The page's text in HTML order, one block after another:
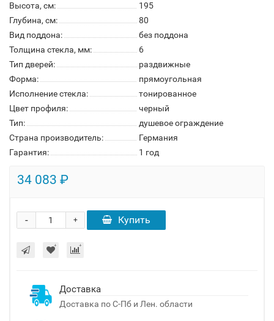
Высота, см:
195
Глубина, см:
80
Вид поддона:
без поддона
Толщина стекла, мм:
6
Тип дверей:
раздвижные
Форма:
прямоугольная
Исполнение стекла:
тонированное
Цвет профиля:
черный
Тип:
душевое ограждение
Страна производитель:
Германия
Гарантия:
1 год
34 083 ₽
+
- Купить
Доставка
Доставка по С-Пб и Лен. области